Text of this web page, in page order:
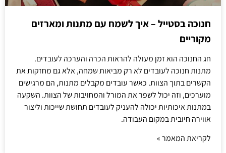
חנוכה בסטייל – איך לשמח עם מתנות ומארזים
מקוריים
חג החנוכה הוא זמן מעולה להראות הכרה והערכה לעובדים.
מתנות חנוכה לעובדים לא רק מביאות שמחה, אלא גם מחזקות את
הקשרים בתוך הצוות. כאשר עובדים מקבלים מתנות, הם מרגישים
מוערכים, וזה יכול לשפר את המורל והמחויבות של הצוות. השקעה
במתנות איכותיות יכולה להעניק לעובדים תחושת שייכות וליצור
אווירה חיובית במקום העבודה.
לקריאת המאמר »